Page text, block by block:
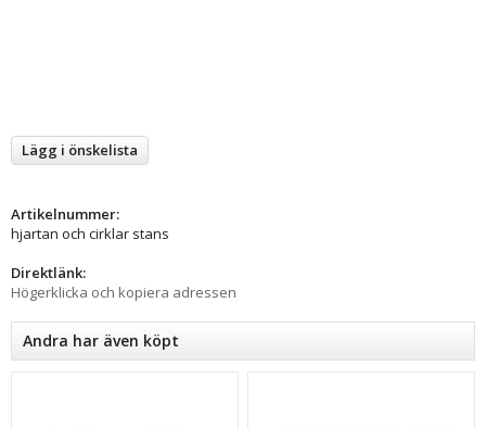
Lägg i önskelista
Artikelnummer:
hjartan och cirklar stans
Direktlänk:
Högerklicka och kopiera adressen
Andra har även köpt